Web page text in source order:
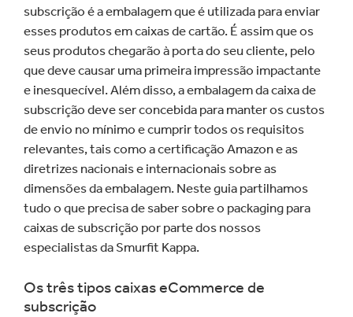
subscrição é a embalagem que é utilizada para enviar
esses produtos em caixas de cartão. É assim que os
seus produtos chegarão à porta do seu cliente, pelo
que deve causar uma primeira impressão impactante
e inesquecível. Além disso, a embalagem da caixa de
subscrição deve ser concebida para manter os custos
de envio no mínimo e cumprir todos os requisitos
relevantes, tais como a certificação Amazon e as
diretrizes nacionais e internacionais sobre as
dimensões da embalagem. Neste guia partilhamos
tudo o que precisa de saber sobre o packaging para
caixas de subscrição por parte dos nossos
especialistas da Smurfit Kappa.
Os três tipos caixas eCommerce de
subscrição